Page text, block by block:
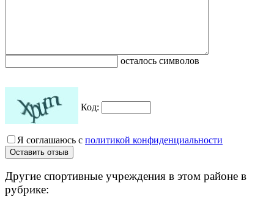
осталось символов
Код:
Я соглашаюсь с политикой конфиденциальности
Другие спортивные учреждения в этом районе в
рубрике: